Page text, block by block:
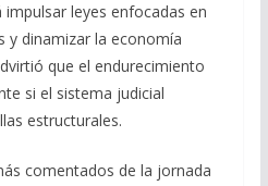
leyes enfocadas en
y dinamizar la economía
que el endurecimiento
si el sistema judicial
estructurales.
comentados de la jornada